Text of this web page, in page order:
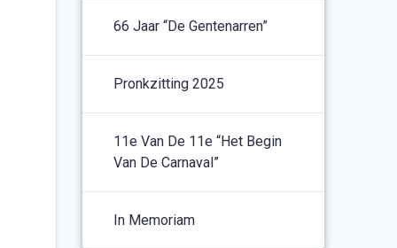
66 Jaar “De Gentenarren”
Pronkzitting 2025
11e Van De 11e “het Begin
Van De Carnaval”
In Memoriam